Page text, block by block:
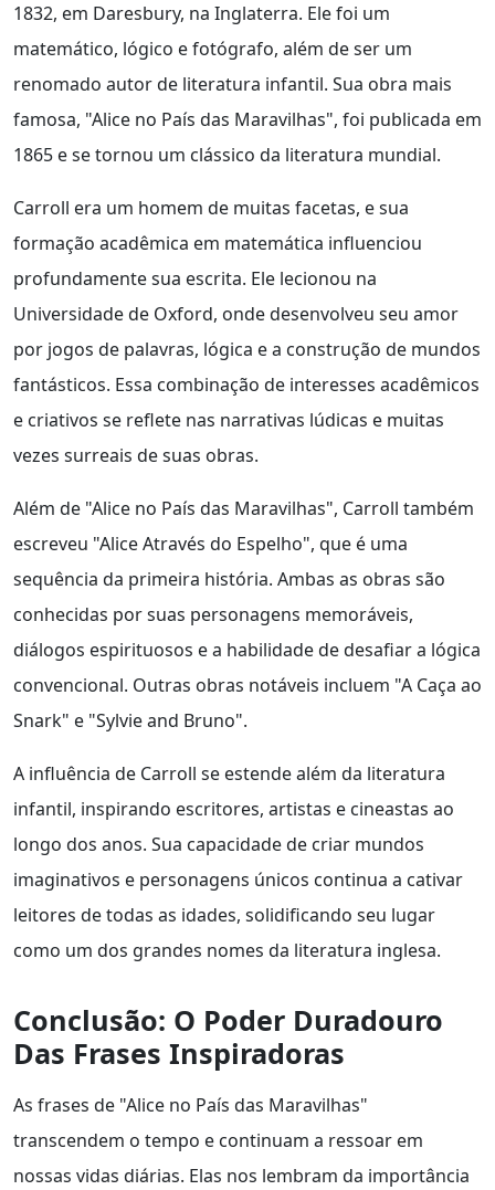
1832, em Daresbury, na Inglaterra. Ele foi um
matemático, lógico e fotógrafo, além de ser um
renomado autor de literatura infantil. Sua obra mais
famosa, "Alice no País das Maravilhas", foi publicada em
1865 e se tornou um clássico da literatura mundial.
Carroll era um homem de muitas facetas, e sua
formação acadêmica em matemática influenciou
profundamente sua escrita. Ele lecionou na
Universidade de Oxford, onde desenvolveu seu amor
por jogos de palavras, lógica e a construção de mundos
fantásticos. Essa combinação de interesses acadêmicos
e criativos se reflete nas narrativas lúdicas e muitas
vezes surreais de suas obras.
Além de "Alice no País das Maravilhas", Carroll também
escreveu "Alice Através do Espelho", que é uma
sequência da primeira história. Ambas as obras são
conhecidas por suas personagens memoráveis,
diálogos espirituosos e a habilidade de desafiar a lógica
convencional. Outras obras notáveis incluem "A Caça ao
Snark" e "Sylvie and Bruno".
A influência de Carroll se estende além da literatura
infantil, inspirando escritores, artistas e cineastas ao
longo dos anos. Sua capacidade de criar mundos
imaginativos e personagens únicos continua a cativar
leitores de todas as idades, solidificando seu lugar
como um dos grandes nomes da literatura inglesa.
Conclusão: O Poder Duradouro
Das Frases Inspiradoras
As frases de "Alice no País das Maravilhas"
transcendem o tempo e continuam a ressoar em
nossas vidas diárias. Elas nos lembram da importância